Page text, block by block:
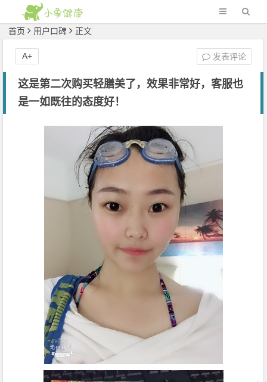
首页 用户口碑 正文
这是第二次购买轻膳美了，效果非常好，客服也
是一如既往的态度好！
发表评论
A+